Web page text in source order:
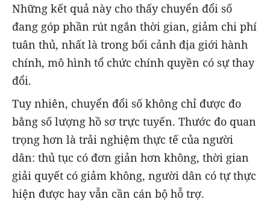
Những kết quả này cho thấy chuyển đổi số
đang góp phần rút ngắn thời gian, giảm chi phí
tuân thủ, nhất là trong bối cảnh địa giới hành
chính, mô hình tổ chức chính quyền có sự thay
đổi.
Tuy nhiên, chuyển đổi số không chỉ được đo
bằng số lượng hồ sơ trực tuyến. Thước đo quan
trọng hơn là trải nghiệm thực tế của người
dân: thủ tục có đơn giản hơn không, thời gian
giải quyết có giảm không, người dân có tự thực
hiện được hay vẫn cần cán bộ hỗ trợ.